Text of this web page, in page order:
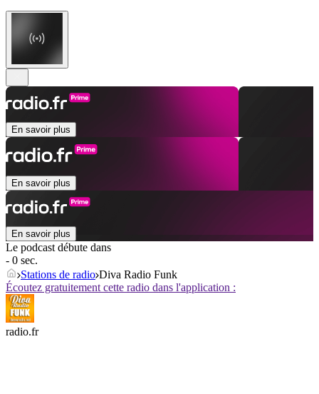
En savoir plus
En savoir plus
En savoir plus
Le podcast débute dans
- 0 sec.
Stations de radio Diva Radio Funk
Écoutez gratuitement cette radio dans l'application :
radio.fr